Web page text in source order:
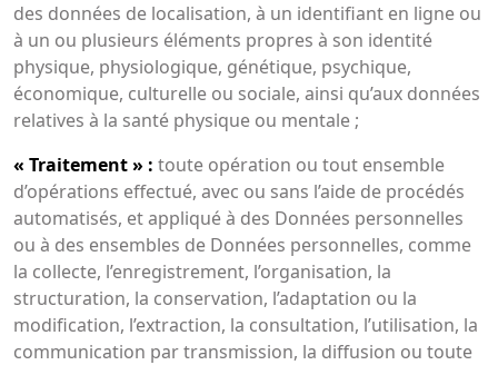
des données de localisation, à un identifiant en ligne ou
à un ou plusieurs éléments propres à son identité
physique, physiologique, génétique, psychique,
économique, culturelle ou sociale, ainsi qu’aux données
relatives à la santé physique ou mentale ;
« Traitement » : toute opération ou tout ensemble
d’opérations effectué, avec ou sans l’aide de procédés
automatisés, et appliqué à des Données personnelles
ou à des ensembles de Données personnelles, comme
la collecte, l’enregistrement, l’organisation, la
structuration, la conservation, l’adaptation ou la
modification, l’extraction, la consultation, l’utilisation, la
communication par transmission, la diffusion ou toute